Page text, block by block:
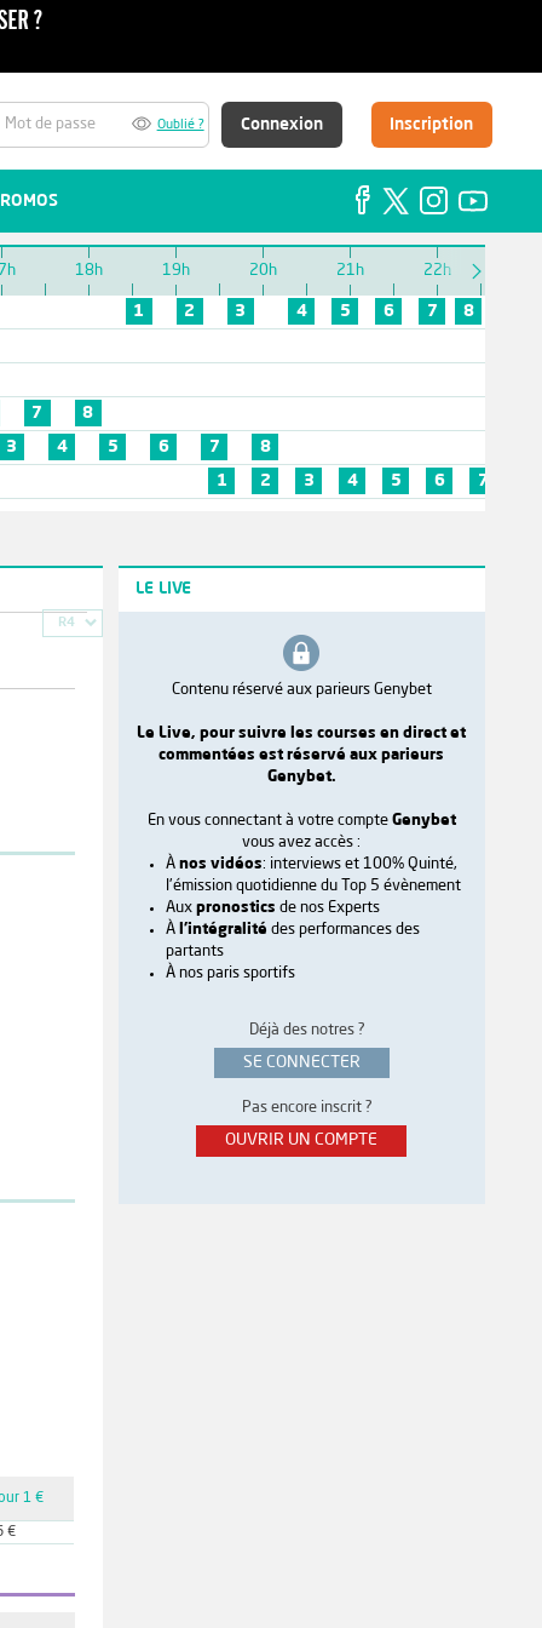
Oublié ? Connexion Inscription
18h 19h 20h 21h 22h
1 2 3 4 5 6 7
8
7
8
3 4 5 6 7
8
1
2 3 4 5 6 7
R4
1 €
€
LE LIVE
Contenu réservé aux parieurs Genybet
Le Live, pour suivre les courses en direct et
commentées est réservé aux parieurs
Genybet.
En vous connectant à votre compte Genybet
vous avez accès :
À nos vidéos: interviews et 100% Quinté,
l'émission quotidienne du Top 5 évènement
Aux pronostics de nos Experts
À l'intégralité des performances des
partants
À nos paris sportifs
Déjà des notres ?
SE CONNECTER
Pas encore inscrit ?
OUVRIR UN COMPTE